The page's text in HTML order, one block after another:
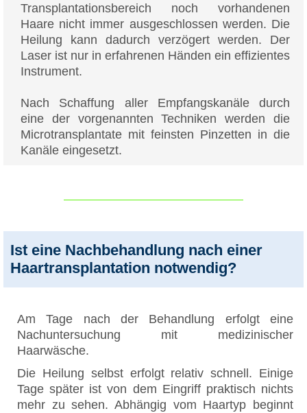
Transplantationsbereich noch vorhandenen
Haare nicht immer ausgeschlossen werden. Die
Heilung kann dadurch verzögert werden. Der
Laser ist nur in erfahrenen Händen ein effizientes
Instrument.
Nach Schaffung aller Empfangskanäle durch
eine der vorgenannten Techniken werden die
Microtransplantate mit feinsten Pinzetten in die
Kanäle eingesetzt.
Ist eine Nachbehandlung nach einer
Haartransplantation notwendig?
Am Tage nach der Behandlung erfolgt eine
Nachuntersuchung mit medizinischer
Haarwäsche.
Die Heilung selbst erfolgt relativ schnell. Einige
Tage später ist von dem Eingriff praktisch nichts
mehr zu sehen. Abhängig vom Haartyp beginnt